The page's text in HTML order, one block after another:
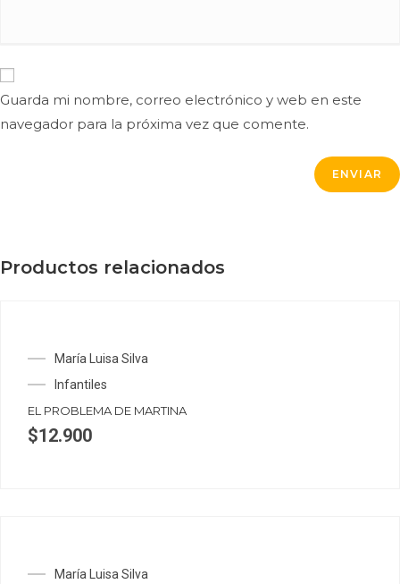
Guarda mi nombre, correo electrónico y web en este
navegador para la próxima vez que comente.
Productos relacionados
María Luisa Silva
Infantiles
EL PROBLEMA DE MARTINA
$12.900
María Luisa Silva